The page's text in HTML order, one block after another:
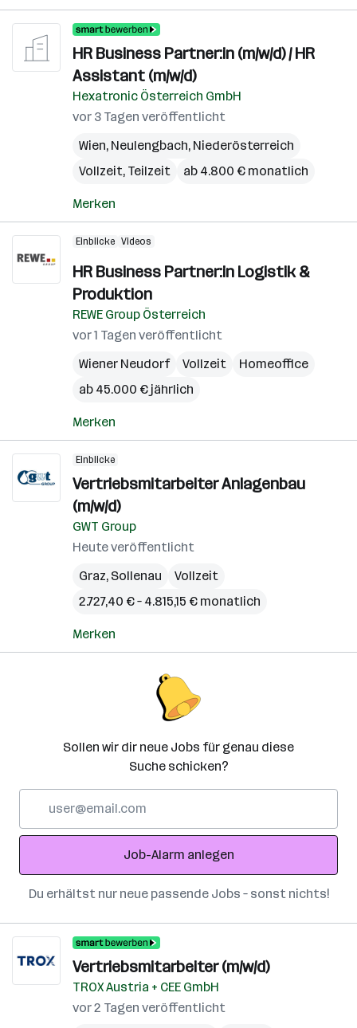
HR Business Partner:in (m/w/d) / HR
Assistant (m/w/d)
Hexatronic Österreich GmbH
vor 3 Tagen veröffentlicht
Wien, Neulengbach, Niederösterreich
Vollzeit, Teilzeit
ab 4.800 € monatlich
Merken
Einblicke Videos
HR Business Partner:in Logistik &
Produktion
REWE Group Österreich
vor 1 Tagen veröffentlicht
Wiener Neudorf
Vollzeit
Homeoffice
ab 45.000 € jährlich
Merken
Einblicke
Vertriebsmitarbeiter Anlagenbau
(m/w/d)
GWT Group
Heute veröffentlicht
Graz, Sollenau
Vollzeit
2.727,40 € – 4.815,15 € monatlich
Merken
Sollen wir dir neue Jobs für genau diese
Suche schicken?
Adresse
Job-Alarm anlegen
Du erhältst nur neue passende Jobs – sonst nichts!
Vertriebsmitarbeiter (m/w/d)
TROX Austria + CEE GmbH
vor 2 Tagen veröffentlicht